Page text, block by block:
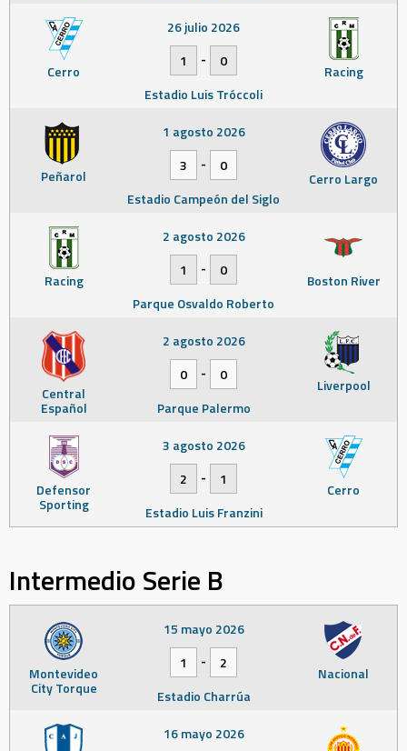
Cerro Racing
26 julio 2026
1
-
0
Estadio Luis Tróccoli
Peñarol Cerro Largo
1 agosto 2026
3
-
0
Estadio Campeón del Siglo
Racing Boston River
2 agosto 2026
1
-
0
Parque Osvaldo Roberto
Central
Español
Liverpool
2 agosto 2026
0
-
0
Parque Palermo
Defensor
Sporting
Cerro
3 agosto 2026
2
-
1
Estadio Luis Franzini
Intermedio Serie B
Montevideo
City Torque
Nacional
15 mayo 2026
1
-
2
Estadio Charrúa
16 mayo 2026